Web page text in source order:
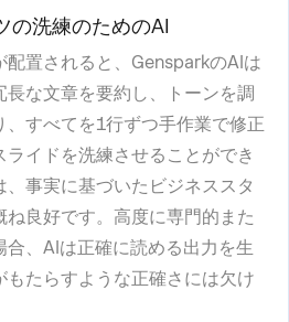
の洗練のためのAI
配置されると、GensparkのAIは
な文章を要約し、トーンを調
すべてを1行ずつ手作業で修正
イドを洗練させることができ
、事実に基づいたビジネススタ
良好です。高度に専門的また
、AIは正確に読める出力を生
たらすような正確さには欠け